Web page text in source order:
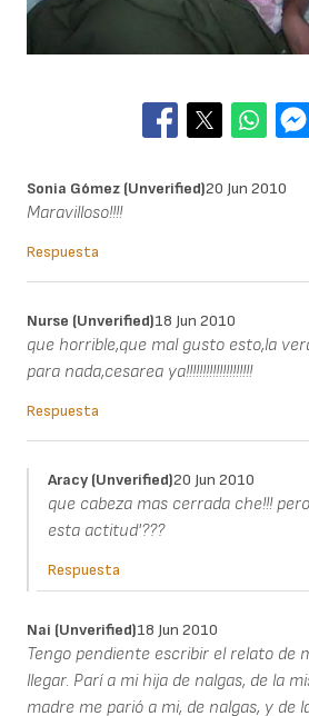
Sonia Gómez (unverified)20 Jun 2010
Maravilloso!!!!
Respuesta
Nurse (unverified)18 Jun 2010
que horrible,que mal gusto esto,la
para nada,cesarea ya!!!!!!!!!!!!!!!!!!!!
Respuesta
Aracy (unverified)20 Jun 2010
que cabeza mas cerrada che!!!
esta actitud'???
Respuesta
Nai (unverified)18 Jun 2010
Tengo pendiente escribir el relato de
llegar. Parí a mi hija de nalgas, de la
madre me parió a mi, de nalgas, y de